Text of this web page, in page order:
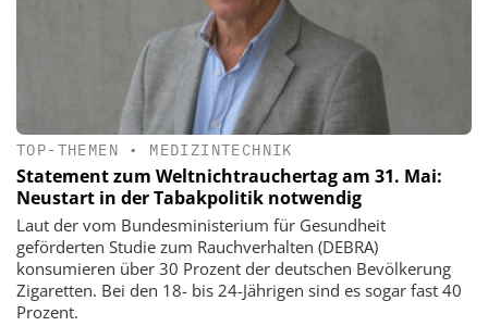
TOP-THEMEN • MEDIZINTECHNIK
Statement zum Weltnichtrauchertag am 31. Mai:
Neustart in der Tabakpolitik notwendig
Laut der vom Bundesministerium für Gesundheit
geförderten Studie zum Rauchverhalten (DEBRA)
konsumieren über 30 Prozent der deutschen Bevölkerung
Zigaretten. Bei den 18- bis 24-Jährigen sind es sogar fast 40
Prozent.